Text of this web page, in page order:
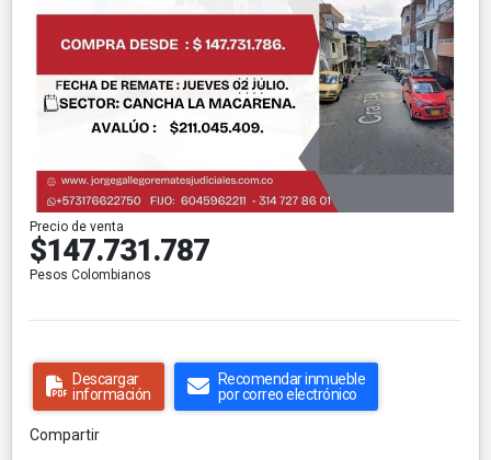
Precio de venta
$147.731.787
Pesos Colombianos
Descargar
información
Recomendar inmueble
por correo electrónico
Compartir